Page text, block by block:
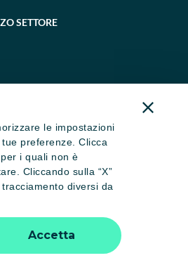
le impostazioni
preferenze. Clicca
i quali non è
Cliccando sulla “X”
diversi da
Accetta
SETTORE